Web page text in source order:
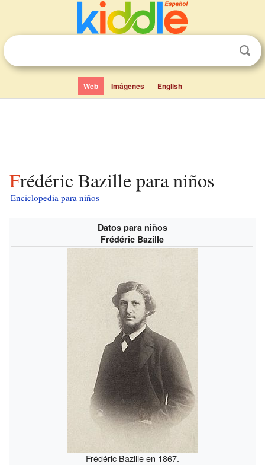
Web Imágenes English
Frédéric Bazille para niños
Enciclopedia para niños
Datos para niños
Frédéric Bazille
Frédéric Bazille en 1867.